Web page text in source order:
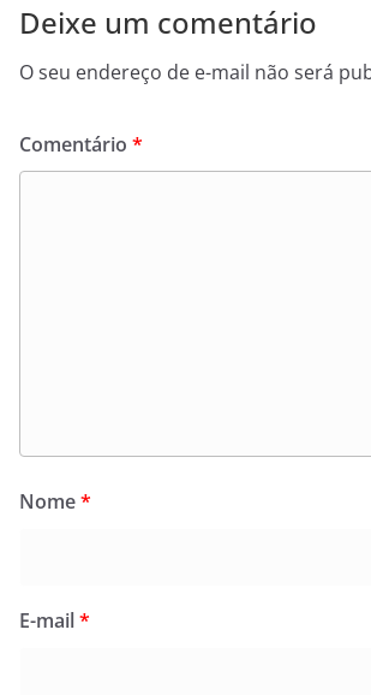
Deixe um comentário
O seu endereço de e-mail não será
Comentário *
Nome*
E-mail*